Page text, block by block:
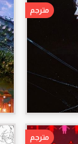
مترجم
مترجم